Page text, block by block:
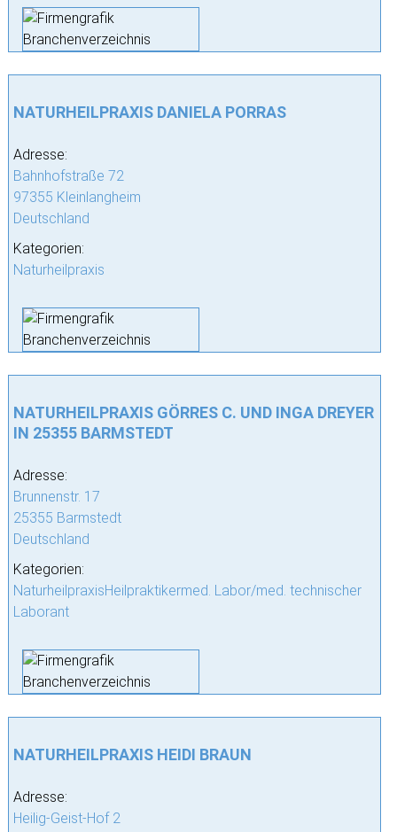
NATURHEILPRAXIS DANIELA PORRAS
Adresse:
Bahnhofstraße 72
97355 Kleinlangheim
Deutschland
Kategorien:
Naturheilpraxis
NATURHEILPRAXIS GÖRRES C. UND INGA DREYER
IN 25355 BARMSTEDT
Adresse:
Brunnenstr. 17
25355 Barmstedt
Deutschland
Kategorien:
NaturheilpraxisHeilpraktikermed. Labor/med. technischer
Laborant
NATURHEILPRAXIS HEIDI BRAUN
Adresse:
Heilig-Geist-Hof 2